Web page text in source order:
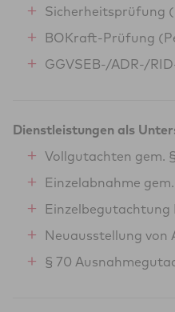
Sicherheitsprüfung
BOKraft-Prüfung
GGVSEB-/ADR-/
Dienstleistungen als
Vollgutachten gem.
Einzelabnahme
Einzelbegutachtung
Neuausstellung von
§ 70